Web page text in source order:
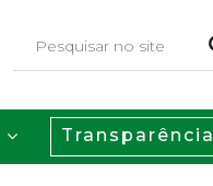
Transparência